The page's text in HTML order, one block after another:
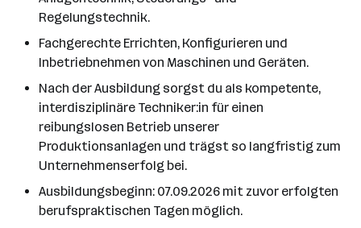
Regelungstechnik.
Fachgerechte Errichten, Konfigurieren und
Inbetriebnehmen von Maschinen und Geräten.
Nach der Ausbildung sorgst du als kompetente,
interdisziplinäre Techniker:in für einen
reibungslosen Betrieb unserer
Produktionsanlagen und trägst so langfristig zum
Unternehmenserfolg bei.
Ausbildungsbeginn: 07.09.2026 mit zuvor erfolgten
berufspraktischen Tagen möglich.